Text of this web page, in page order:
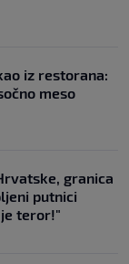
iz restorana:
meso
granica
putnici
teror!"